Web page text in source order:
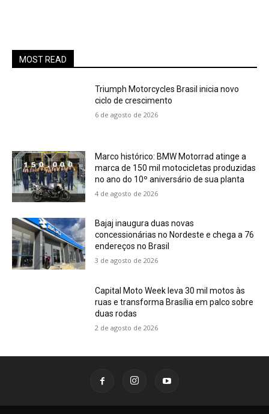
MOST READ
Triumph Motorcycles Brasil inicia novo
ciclo de crescimento
6 de agosto de 2026
Marco histórico: BMW Motorrad atinge a
marca de 150 mil motocicletas produzidas
no ano do 10º aniversário de sua planta
4 de agosto de 2026
Bajaj inaugura duas novas
concessionárias no Nordeste e chega a 76
endereços no Brasil
3 de agosto de 2026
Capital Moto Week leva 30 mil motos às
ruas e transforma Brasília em palco sobre
duas rodas
2 de agosto de 2026